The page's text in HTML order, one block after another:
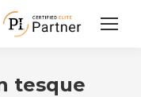
tesque